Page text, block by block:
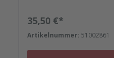
Regulärer Preis:
35,50 €*
Artikelnummer: 51002861